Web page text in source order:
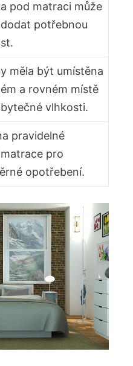
pod matraci může
potřebnou
měla být umístěna
a rovném místě
vlhkosti.
pravidelné
pro
opotřebení.